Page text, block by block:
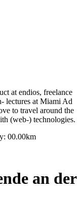
at endios, freelance
lectures at Miami Ad
to travel around the
(web-) technologies.
00.00km
an der